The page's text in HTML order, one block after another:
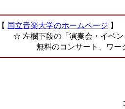
【 国立音楽大学のホームページ 】
☆ 左欄下段の「演奏会・イベン
無料のコンサート、ワークシ